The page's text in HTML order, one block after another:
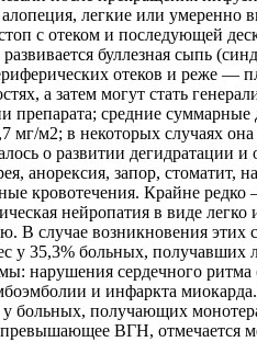
легкие или
с отеком и последующей
буллезная сыпь
отеков и реже —
а затем могут стать
препарата; средние
м2; в некоторых случаях
о развитии дегидратации и
анорексия, запор, стоматит,
кровотечения. Крайне редко
нейропатия в виде
В случае возникновения
у 35,3% больных,
нарушения сердечного
и инфаркта миокарда.
у больных, получающих
ВГН, отмечается